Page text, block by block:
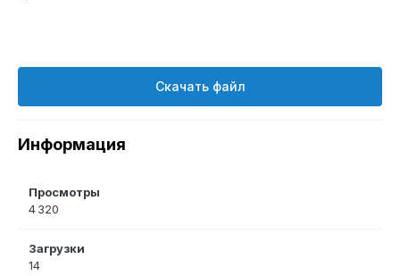
Скачать файл
Информация
Просмотры
4 320
Загрузки
14